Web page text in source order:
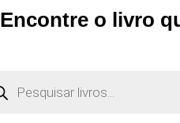
Encontre o livro